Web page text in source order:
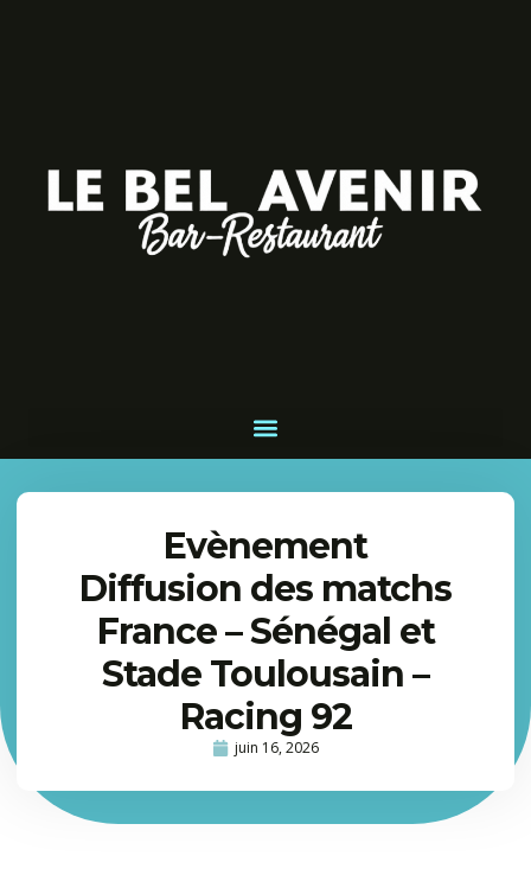
Evènement
Diffusion des matchs
France – Sénégal et
Stade Toulousain –
Racing 92
juin 16, 2026